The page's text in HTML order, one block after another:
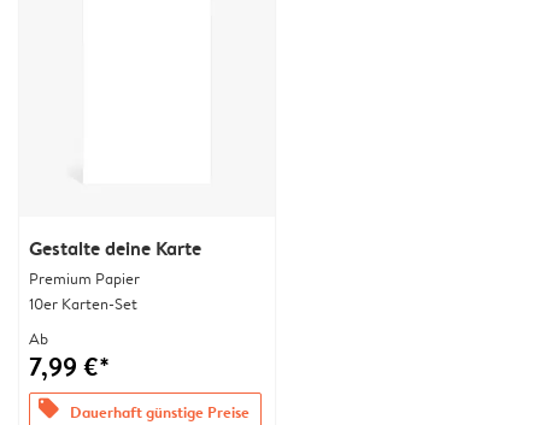
Gestalte deine Karte
Premium Papier
10er Karten-Set
Ab
7,99 €*
offers Dauerhaft günstige Preise